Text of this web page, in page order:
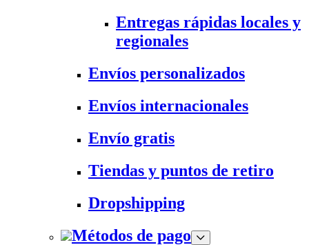
Entregas rápidas locales y
regionales
Envíos personalizados
Envíos internacionales
Envío gratis
Tiendas y puntos de retiro
Dropshipping
Métodos de pago